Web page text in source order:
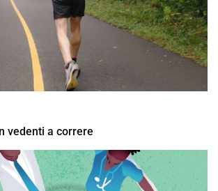
vedenti a correre